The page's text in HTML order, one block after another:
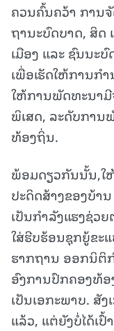
ຄວນຄົ້ນຄວ້າ ການ
ຖານະບົດບາດ, ສິດ
ເມືອງ ແລະ ຊົນນະ
ເພື່ອເຮັດໃຫ້ການກ
ໃຫ້ການພັດທະນາ
ພິເສດ, ລະດັບການ
ທ້ອງຖິ່ນ.
ພ້ອມດຽວກັນນັ້ນ,ໃ
ປະດິດສ້າງຂອງບ້າ
ເປັນກໍາລັງແຮງຊ່ວ
ໃສ່ຮີບຮ້ອນຊຸກຍູ້ຂະ
ຮາກຖານ ອອກນິຕິ
ອົງການປົກຄອງທ້ອ
ເປັນເອກະພາບ. ສັ
ແລ້ວ, ແຕ່ຍັງບໍ່ໄດ້ເ